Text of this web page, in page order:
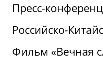
Пресс-
Российско-
Фильм «Вечная